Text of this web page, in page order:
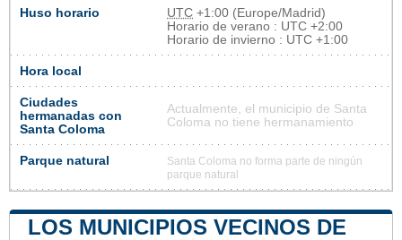
Huso horario UTC +1:00 (Europe/Madrid)
Horario de verano : UTC +2:00
Horario de invierno : UTC +1:00
Hora local
Ciudades
hermanadas con
Santa Coloma
Actualmente, el municipio de Santa
Coloma no tiene hermanamiento
Parque natural
Santa Coloma no forma parte de ningún
parque natural
LOS MUNICIPIOS VECINOS DE